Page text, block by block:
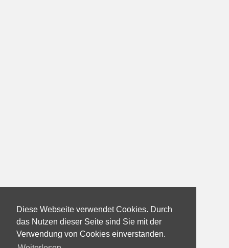
Diese Webseite verwendet Cookies. Durch
das Nutzen dieser Seite sind Sie mit der
Verwendung von Cookies einverstanden.